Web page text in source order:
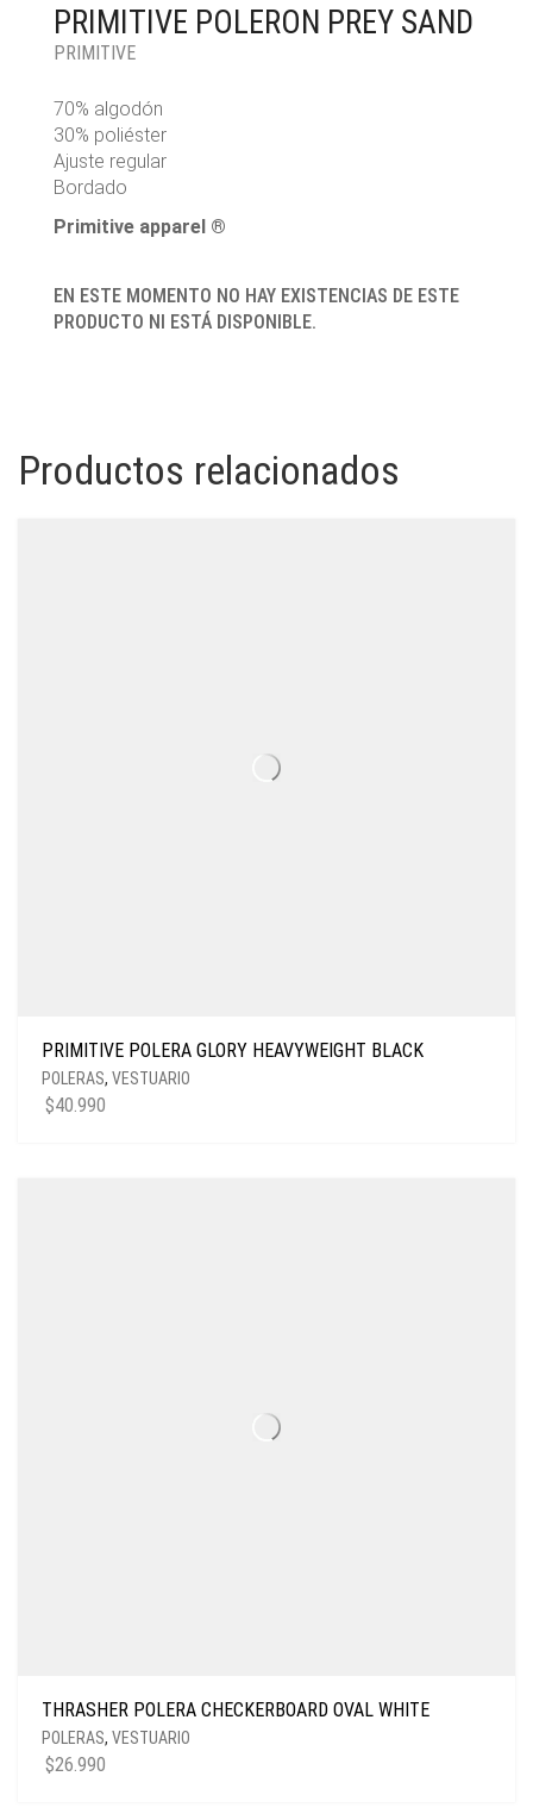
PRIMITIVE POLERON PREY SAND
PRIMITIVE
70% algodón
30% poliéster
Ajuste regular
Bordado
Primitive apparel ®
EN ESTE MOMENTO NO HAY EXISTENCIAS DE ESTE
PRODUCTO NI ESTÁ DISPONIBLE.
Productos relacionados
PRIMITIVE POLERA GLORY HEAVYWEIGHT BLACK
POLERAS, VESTUARIO
$40.990
THRASHER POLERA CHECKERBOARD OVAL WHITE
POLERAS, VESTUARIO
$26.990